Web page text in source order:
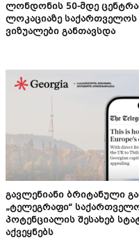
ლონდონის 50-მდე
ლოკაციაზე საქართველოს
ვიზუალები განთავსდა
გავლენიანი ბრიტანული
„ტელეგრაფი“
პოტენციალის შესახებ
აქვეყნებს